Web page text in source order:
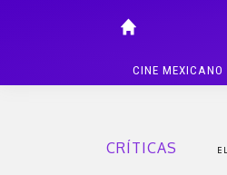
CINE MEXICANO
CRÍTICAS